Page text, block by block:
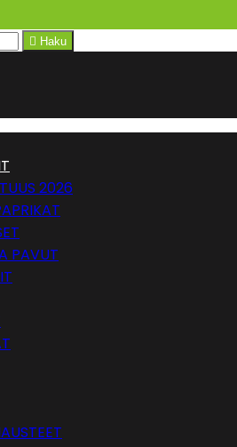
 Haku
2026
PAVUT